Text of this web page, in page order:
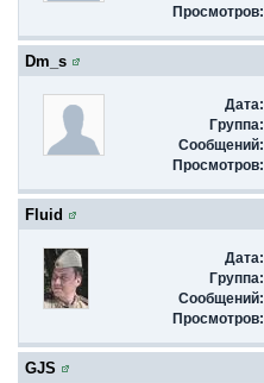
Просмотров:
Dm_s
Дата:
Группа:
Сообщений:
Просмотров:
Fluid
Дата:
Группа:
Сообщений:
Просмотров:
GJS